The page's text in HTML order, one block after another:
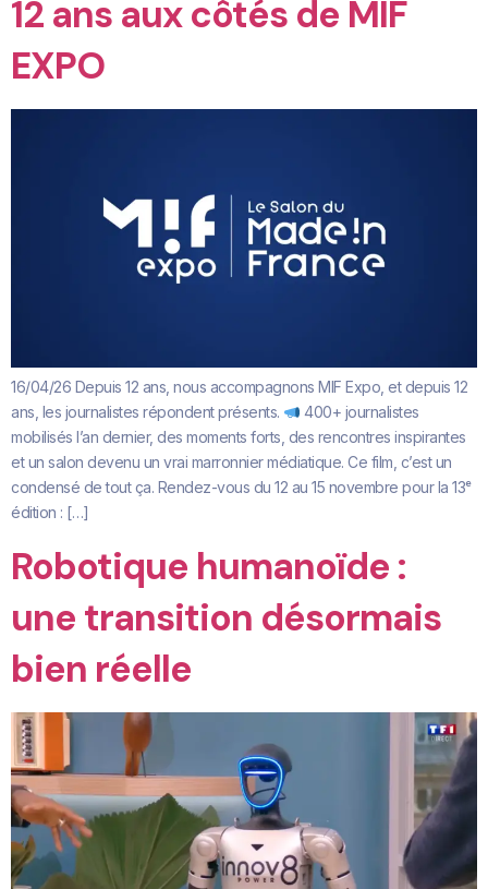
12 ans aux côtés de MIF
EXPO
16/04/26 Depuis 12 ans, nous accompagnons MIF Expo, et depuis 12
ans, les journalistes répondent présents.
400+ journalistes
mobilisés l’an dernier, des moments forts, des rencontres inspirantes
et un salon devenu un vrai marronnier médiatique. Ce film, c’est un
condensé de tout ça. Rendez-vous du 12 au 15 novembre pour la 13ᵉ
édition : […]
Robotique humanoïde :
une transition désormais
bien réelle